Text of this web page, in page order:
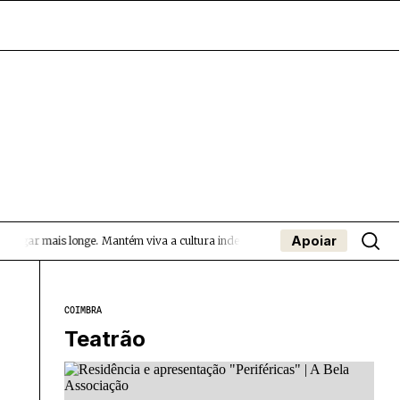
mais longe.Mantém viva a cultura independente — apoia o Coffeepaste e
Apoiar
COIMBRA
Teatrão